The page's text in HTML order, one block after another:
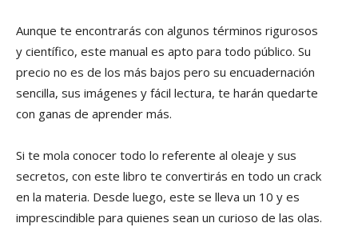
Aunque te encontrarás con algunos términos rigurosos
y científico, este manual es apto para todo público. Su
precio no es de los más bajos pero su encuadernación
sencilla, sus imágenes y fácil lectura, te harán quedarte
con ganas de aprender más.
Si te mola conocer todo lo referente al oleaje y sus
secretos, con este libro te convertirás en todo un crack
en la materia. Desde luego, este se lleva un 10 y es
imprescindible para quienes sean un curioso de las olas.